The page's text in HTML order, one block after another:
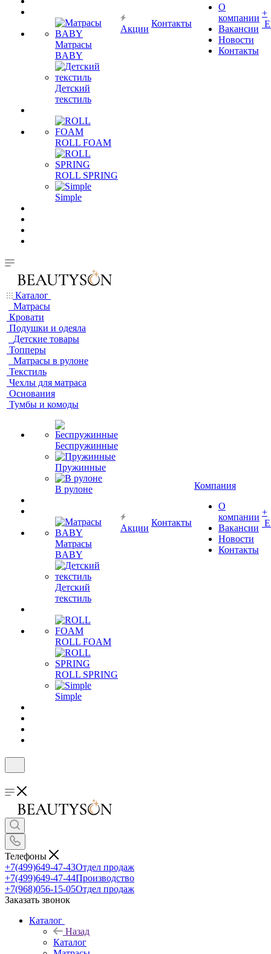
Матрасы
BABY
Детский
текстиль
ROLL FOAM
ROLL SPRING
Simple
Акции
Контакты
О
компании
Вакансии
Новости
Контакты
+
Каталог
Матрасы
Кровати
Подушки и одеяла
Детские товары
Топперы
Матрасы в рулоне
Текстиль
Чехлы для матраса
Основания
Тумбы и комоды
Беспружинные
Пружинные
В рулоне
Матрасы
BABY
Детский
текстиль
ROLL FOAM
ROLL SPRING
Simple
Акции
Контакты
Компания
О
компании
Вакансии
Новости
Контакты
+
Телефоны
+7(499)649-47-43Отдел продаж
+7(499)649-47-44Производство
+7(968)056-15-05Отдел продаж
Заказать звонок
Каталог
Назад
Каталог